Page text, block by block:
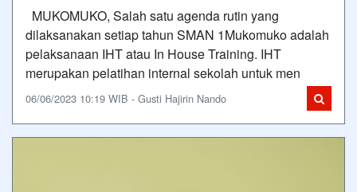
MUKOMUKO, Salah satu agenda rutin yang
dilaksanakan setiap tahun SMAN 1Mukomuko adalah
pelaksanaan IHT atau In House Training. IHT
merupakan pelatihan internal sekolah untuk men
06/06/2023 10:19 WIB - Gusti Hajirin Nando